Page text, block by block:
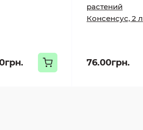
растений
Консенсус, 2 л
76.00грн.